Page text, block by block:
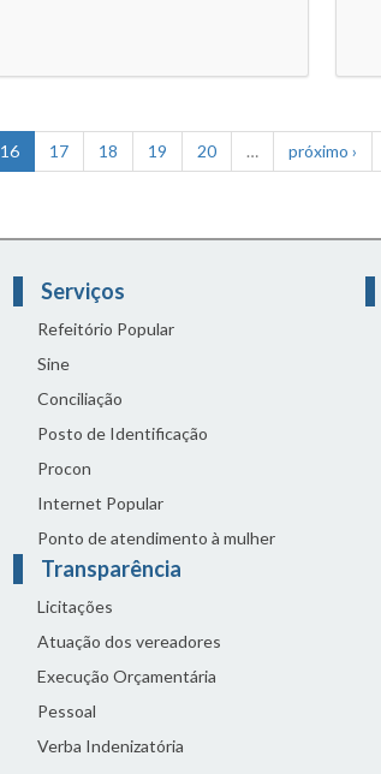
16 17 18 19 20 … próximo ›
Serviços
Refeitório Popular
Sine
Conciliação
Posto de Identificação
Procon
Internet Popular
Ponto de atendimento à mulher
Transparência
Licitações
Atuação dos vereadores
Execução Orçamentária
Pessoal
Verba Indenizatória